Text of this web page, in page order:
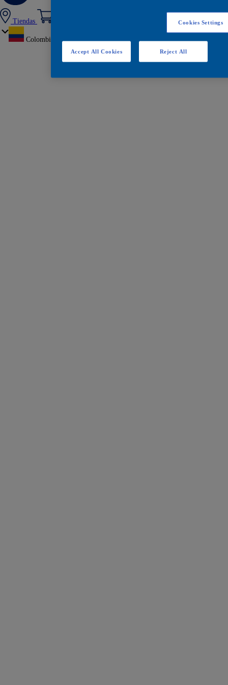
Tiendas
Colombia
Cookies Settings
Reject All
Accept All Cookies